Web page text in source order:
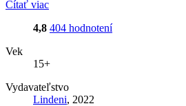
Čítať viac
4,8 404 hodnotení
Vek
15+
Vydavateľstvo
Lindeni, 2022